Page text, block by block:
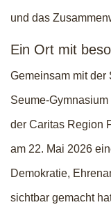
und das
Ein Ort mit
Gemeinsam mit der
Seume-
der Caritas Region
am 22. Mai 2026
Demokratie,
sichtbar gemacht